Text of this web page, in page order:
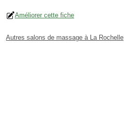
Améliorer cette fiche
Autres salons de massage à La Rochelle